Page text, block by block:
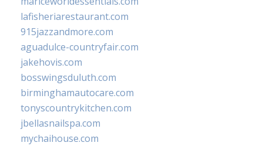
lafisheriarestaurant.com
915jazzandmore.com
aguadulce-countryfair.com
jakehovis.com
bosswingsduluth.com
birminghamautocare.com
tonyscountrykitchen.com
jbellasnailspa.com
mychaihouse.com